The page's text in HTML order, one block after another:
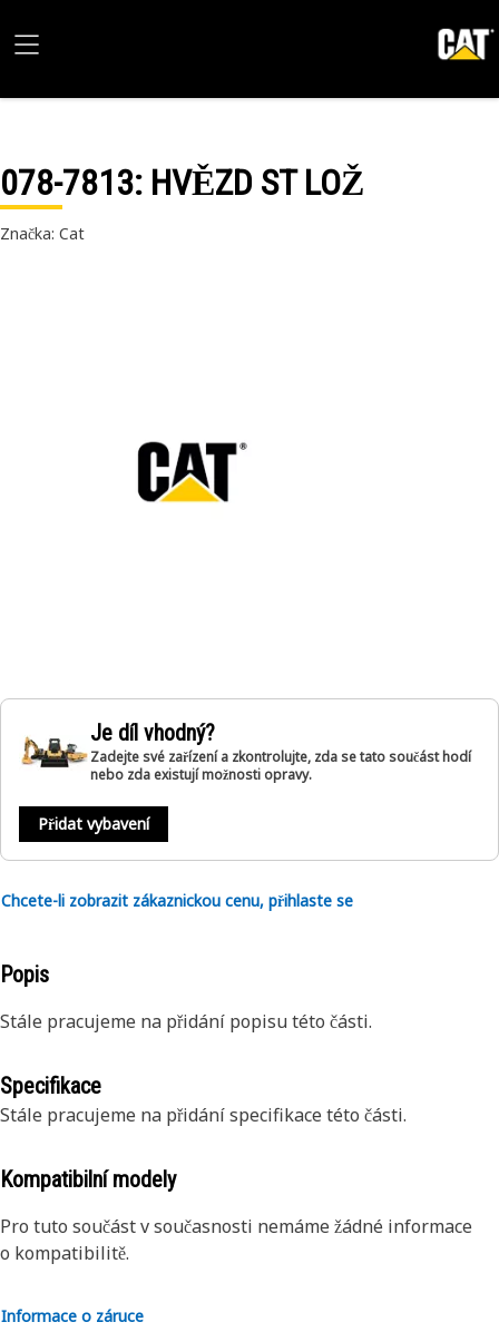
078-7813: HVĚZD ST LOŽ
Značka: Cat
Je díl vhodný?
Zadejte své zařízení a zkontrolujte, zda se tato součást hodí
nebo zda existují možnosti opravy.
Přidat vybavení
Chcete-li zobrazit zákaznickou cenu, přihlaste se
Popis
Stále pracujeme na přidání popisu této části.
Specifikace
Stále pracujeme na přidání specifikace této části.
Kompatibilní modely
Pro tuto součást v současnosti nemáme žádné informace
o kompatibilitě.
Informace o záruce